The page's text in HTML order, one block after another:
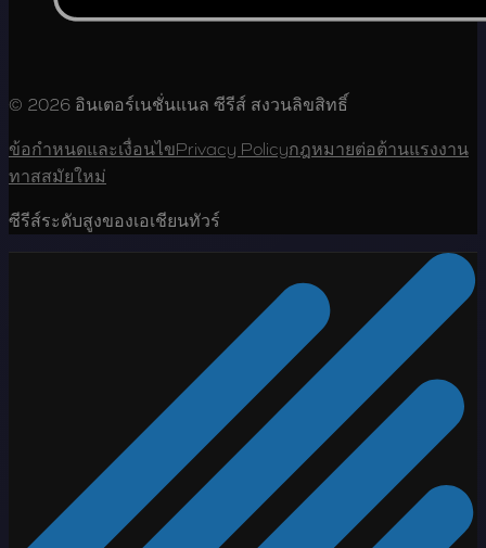
© 2026 อินเตอร์เนชั่นแนล ซีรีส์ สงวนลิขสิทธิ์
ข้อกำหนดและเงื่อนไขPrivacy Policyกฎหมายต่อต้านแรงงาน
ทาสสมัยใหม่
ซีรีส์ระดับสูงของเอเชียนทัวร์